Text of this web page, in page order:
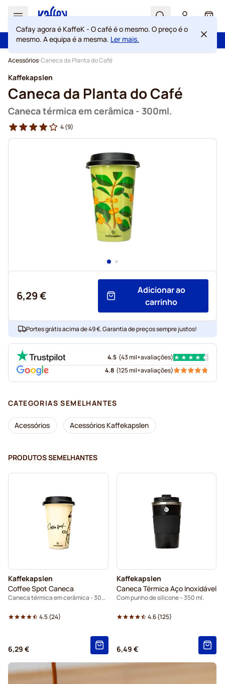
Ir para o Conteúdo
Search Cart
Portes grátis acima de 49 €
100 dias de direito de rescisão
Cafay agora é KaffeK - O café é o mesmo. O preço é o
mesmo. A equipa é a mesma. Ler mais.
Acessórios Caneca da Planta do Café
Kaffekapslen
Caneca da Planta do Café
Caneca térmica em cerâmica - 300ml.
4(9)
6,29 €
Adicionar ao
carrinho
Portes grátis acima de 49 €. Garantia de preços sempre justos!
4.5 (43 mil+avaliações)
4.8 (125 mil+avaliações)
CATEGORIAS SEMELHANTES
Acessórios Acessórios Kaffekapslen
PRODUTOS SEMELHANTES
Kaffekapslen
Coffee Spot Caneca
Caneca térmica em cerâmica - 300ml.
4.5(24)
6,29 €
Kaffekapslen
Caneca Térmica Aço Inoxidável
Com punho de silicone – 350 ml.
4.6(125)
6,49 €